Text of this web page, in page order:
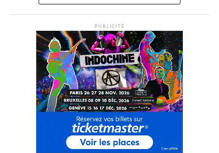
PUBLICITÉ